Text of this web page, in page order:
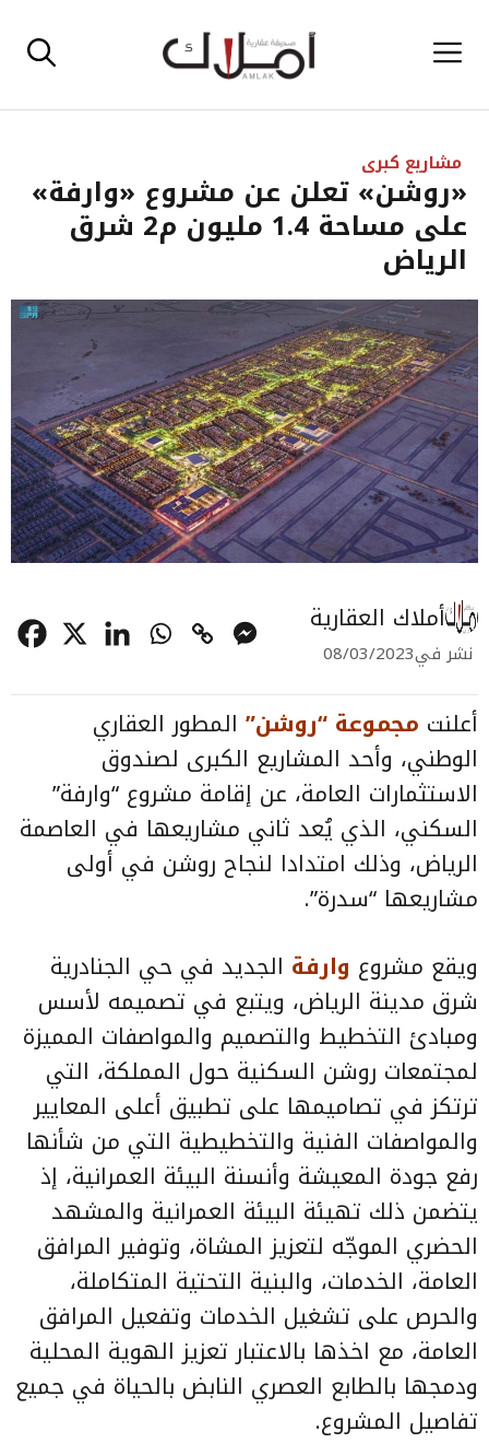
إلى القائمة
مشاريع كبرى
«روشن» تعلن عن مشروع «وارفة»
على مساحة 1.4 مليون م2 شرق
الرياض
أملاك العقارية
نشر في08/03/2023
أعلنت مجموعة “روشن” المطور العقاري
الوطني، وأحد المشاريع الكبرى لصندوق
الاستثمارات العامة، عن إقامة مشروع “وارفة”
السكني، الذي يُعد ثاني مشاريعها في العاصمة
الرياض، وذلك امتدادا لنجاح روشن في أولى
مشاريعها “سدرة”.
ويقع مشروع وارفة الجديد في حي الجنادرية
شرق مدينة الرياض، ويتبع في تصميمه لأسس
ومبادئ التخطيط والتصميم والمواصفات المميزة
لمجتمعات روشن السكنية حول المملكة، التي
ترتكز في تصاميمها على تطبيق أعلى المعايير
والمواصفات الفنية والتخطيطية التي من شأنها
رفع جودة المعيشة وأنسنة البيئة العمرانية، إذ
يتضمن ذلك تهيئة البيئة العمرانية والمشهد
الحضري الموجّه لتعزيز المشاة، وتوفير المرافق
العامة، الخدمات، والبنية التحتية المتكاملة،
والحرص على تشغيل الخدمات وتفعيل المرافق
العامة، مع اخذها بالاعتبار تعزيز الهوية المحلية
ودمجها بالطابع العصري النابض بالحياة في جميع
تفاصيل المشروع.